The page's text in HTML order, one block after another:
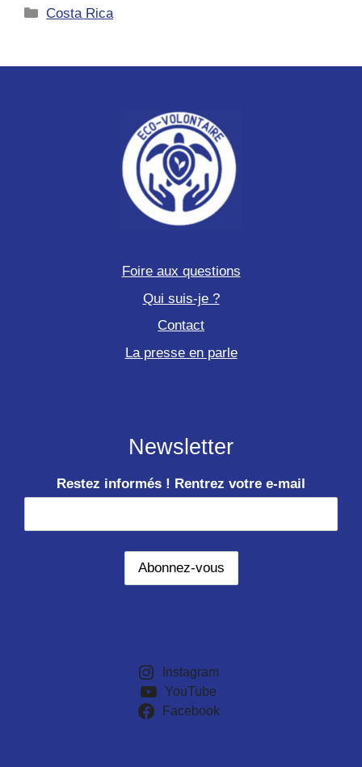
Catégories
Costa Rica
Foire aux questions
Qui suis-je ?
Contact
La presse en parle
Newsletter
Restez informés ! Rentrez votre e-mail
Instagram
YouTube
Facebook